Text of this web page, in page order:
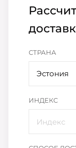
СТРАНА
Эстония
ИНДЕКС